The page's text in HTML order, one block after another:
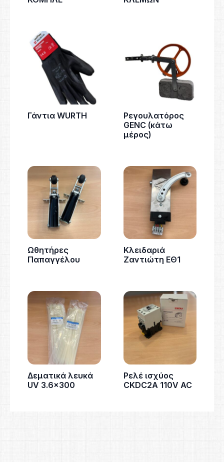
Γάντια WURTH
Ρεγουλατόρος
GENC (κάτω
μέρος)
Ωθητήρες
Παπαγγέλου
Κλειδαριά
Ζαντιώτη ΕΘ1
Δεματικά λευκά
UV 3.6×300
Ρελέ ισχύος
CKDC2A 110V AC